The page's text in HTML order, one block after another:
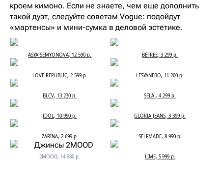
кроем кимоно. Если не знаете, чем еще дополнить
такой дуэт, следуйте советам Vogue: подойдут
«мартенсы» и мини-сумка в деловой эстетике.
ASYA SEMYONOVA, 12 590 р. BEFREE, 3 299 р.
LOVE REPUBLIC, 2 599 р. LESYANEBO, 11 200 р.
BLCV, 13 230 р. SELA., 4 299 р.
IDOL, 10 990 р. GLORIA JEANS, 3 399 р.
ZARINA, 2 699 р. SELFMADE, 8 990 р.
2MOOD, 14 980 р. LIME, 5 999 р.